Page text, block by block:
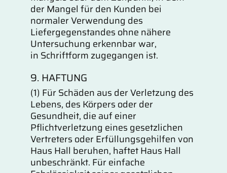
der Mangel für den Kunden bei
normaler Verwendung des
Liefergegenstandes ohne nähere
Untersuchung erkennbar war,
in Schriftform zugegangen ist.
9. HAFTUNG
(1) Für Schäden aus der Verletzung des
Lebens, des Körpers oder der
Gesundheit, die auf einer
Pflichtverletzung eines gesetzlichen
Vertreters oder Erfüllungsgehilfen von
Haus Hall beruhen, haftet Haus Hall
unbeschränkt. Für einfache